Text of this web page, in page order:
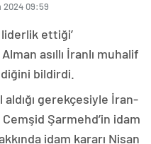
2024 09:59
ettiği’
asıllı İranlı muhalif
bildirdi.
gerekçesiyle İran-
Şarmehd’in idam
idam kararı Nisan